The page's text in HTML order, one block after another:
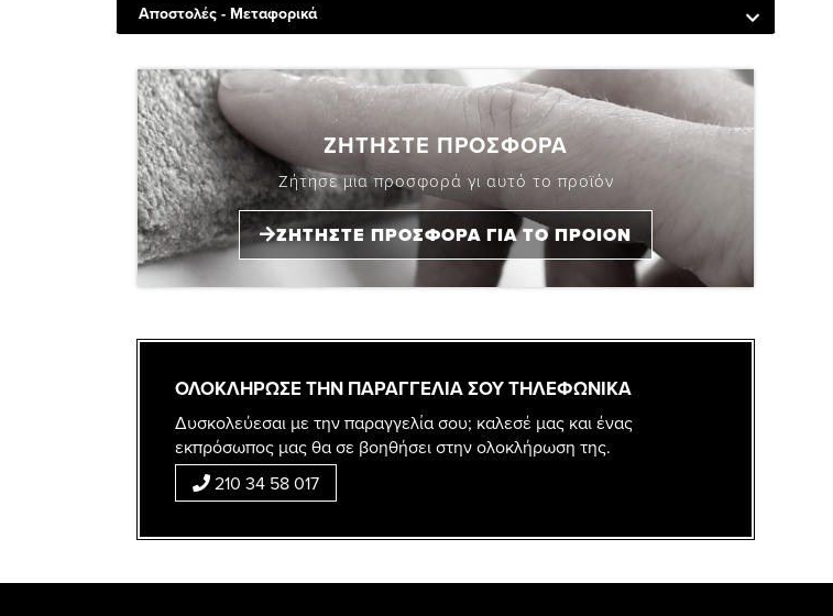
Αποστολές - Μεταφορικά
ΖΗΤΗΣΤΕ ΠΡΟΣΦΟΡΑ
Ζήτησε μια προσφορά γι αυτό το προϊόν
ΖΗΤΗΣΤΕ ΠΡΟΣΦΟΡΑ ΓΙΑ ΤΟ ΠΡΟΙΟΝ
ΟΛΟΚΛΗΡΩΣΕ ΤΗΝ ΠΑΡΑΓΓΕΛΙΑ ΣΟΥ ΤΗΛΕΦΩΝΙΚΑ
Δυσκολεύεσαι με την παραγγελία σου; καλεσέ μας και ένας
εκπρόσωπος μας θα σε βοηθήσει στην ολοκλήρωση της.
210 34 58 017